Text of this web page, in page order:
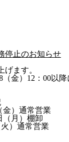
停止のお知らせ
ます。
）12：00以
金）通常営業
（月）棚卸
）通常営業